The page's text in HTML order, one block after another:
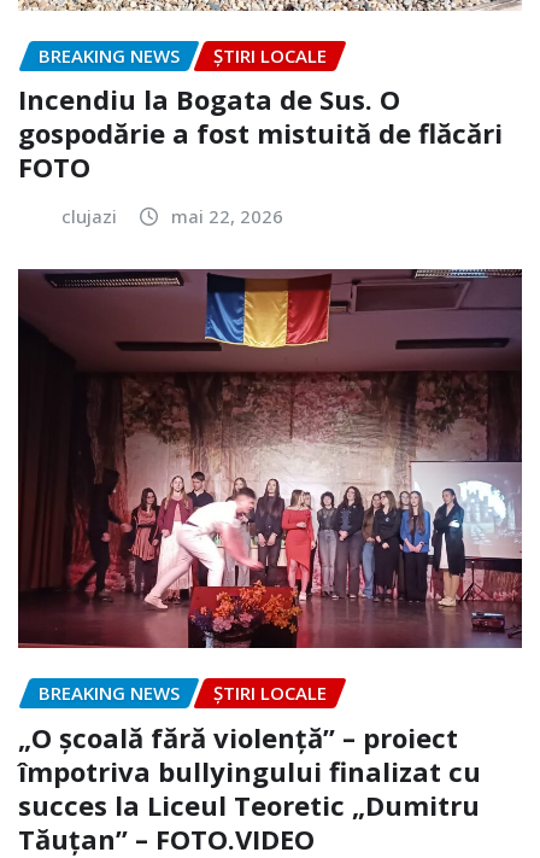
BREAKING NEWS ȘTIRI LOCALE
Incendiu la Bogata de Sus. O
gospodărie a fost mistuită de flăcări
FOTO
clujazi mai 22, 2026
BREAKING NEWS ȘTIRI LOCALE
„O școală fără violență” – proiect
împotriva bullyingului finalizat cu
succes la Liceul Teoretic „Dumitru
Tăuțan” – FOTO.VIDEO